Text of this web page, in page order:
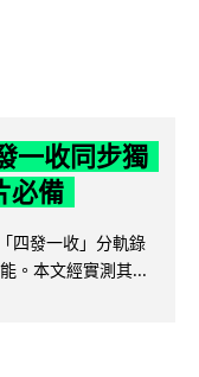
一收同步獨
必備
四發一收」分軌錄
。本文經實測其...